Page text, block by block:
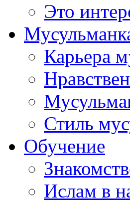
Это
Карьера
Стиль
Обучение
Ислам в